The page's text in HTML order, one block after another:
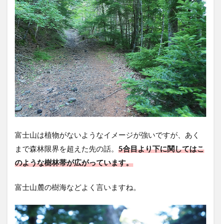
富士山は植物がないようなイメージが強いですが、あく
まで森林限界を超えた先の話。 5合目より下に関してはこ
のような樹林帯が広がっています。
富士山麓の樹海などよく言いますね。